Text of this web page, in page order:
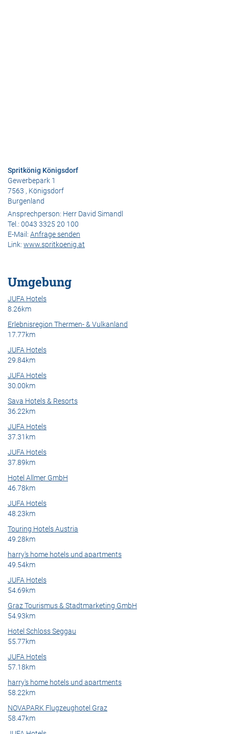
Spritkönig Königsdorf
Gewerbepark 1
7563 , Königsdorf
Burgenland
Ansprechperson: Herr David Simandl
Tel.: 0043 3325 20 100
E-Mail: Anfrage senden
Link: www.spritkoenig.at
Umgebung
JUFA Hotels
8.26km
Erlebnisregion Thermen- & Vulkanland
17.77km
JUFA Hotels
29.84km
JUFA Hotels
30.00km
Sava Hotels & Resorts
36.22km
JUFA Hotels
37.31km
JUFA Hotels
37.89km
Hotel Allmer GmbH
46.78km
JUFA Hotels
48.23km
Touring Hotels Austria
49.28km
harry's home hotels und apartments
49.54km
JUFA Hotels
54.69km
Graz Tourismus & Stadtmarketing GmbH
54.93km
Hotel Schloss Seggau
55.77km
JUFA Hotels
57.18km
harry's home hotels und apartments
58.22km
NOVAPARK Flugzeughotel Graz
58.47km